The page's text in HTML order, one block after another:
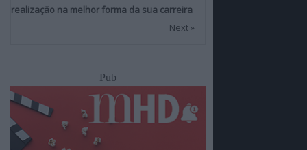
realização na melhor forma da sua carreira
Next »
Pub